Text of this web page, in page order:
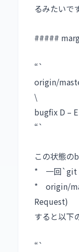
るみたいで
#####
“`
origin/
\
bugfix D – E
“`
この状態の
* 一回`git
* origin/
Request)
すると以下
“`